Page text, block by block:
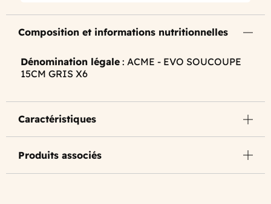
Composition et informations nutritionnelles
Dénomination légale : ACME - EVO SOUCOUPE
15CM GRIS X6
Caractéristiques
Produits associés